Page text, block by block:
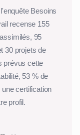
Besoins
recense 155
95
30 projets de
prévus cette
53 % de
certification
profil.